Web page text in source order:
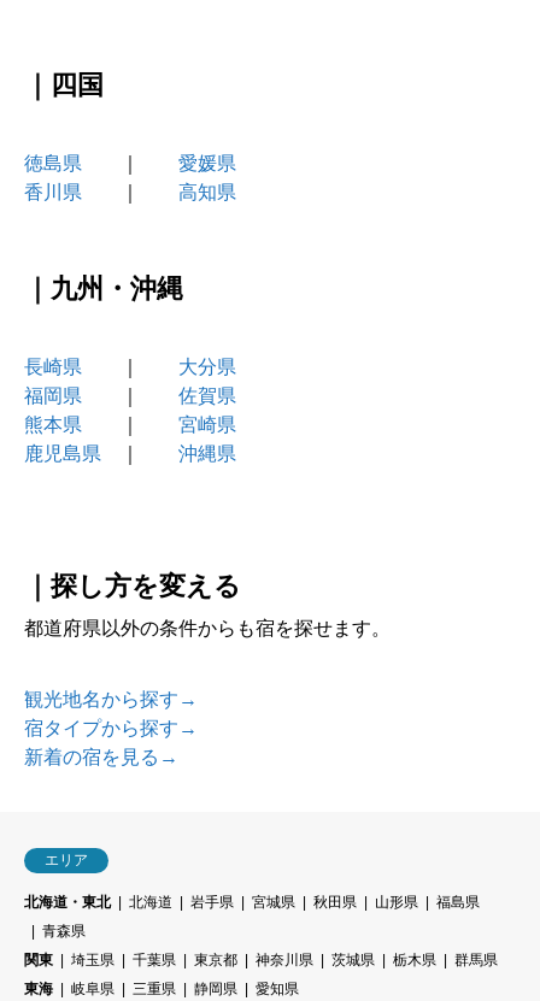
｜四国
徳島県
愛媛県
香川県
高知県
｜九州・沖縄
長崎県
大分県
福岡県
佐賀県
熊本県
宮崎県
鹿児島県
沖縄県
｜探し方を変える
都道府県以外の条件からも宿を探せます。
観光地名から探す→
宿タイプから探す→
新着の宿を見る→
エリア
北海道・東北 北海道 岩手県 宮城県 秋田県 山形県
福島県
青森県
関東
埼玉県 千葉県 東京都 神奈川県 茨城県 栃木県
群馬県
東海
岐阜県 三重県 静岡県 愛知県